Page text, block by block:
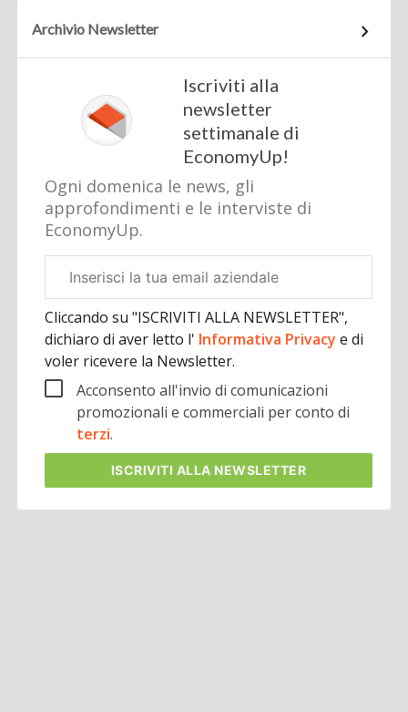
Archivio Newsletter
Iscriviti alla
newsletter
settimanale di
EconomyUp!
Ogni domenica le news, gli
approfondimenti e le interviste di
EconomyUp.
aziendale
Cliccando su "ISCRIVITI ALLA NEWSLETTER",
dichiaro di aver letto l' Informativa Privacye di
voler ricevere la Newsletter.
Acconsento all'invio di comunicazioni
promozionali e commerciali per conto di
terzi.
ISCRIVITI ALLA NEWSLETTER